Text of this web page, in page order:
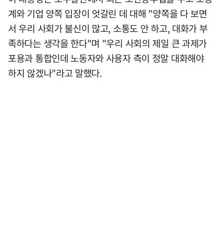
계와 기업 양쪽 입장이 엇갈린 데 대해 "양쪽을 다 보면
서 우리 사회가 불신이 많고, 소통도 안 하고, 대화가 부
족하다는 생각을 한다"며 "우리 사회의 제일 큰 과제가
포용과 통합인데 노동자와 사용자 측이 정말 대화해야
하지 않겠나"라고 말했다.